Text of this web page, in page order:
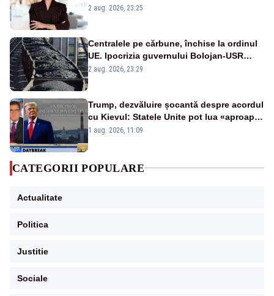
portiță?”
2 aug. 2026, 23:25
Centralele pe cărbune, închise la ordinul
UE. Ipocrizia guvernului Bolojan-USR
după starea de alertă
2 aug. 2026, 23:29
Trump, dezvăluire șocantă despre acordul
cu Kievul: Statele Unite pot lua «aproape
tot ce vor» din minele Ucrainei”
1 aug. 2026, 11:09
CATEGORII POPULARE
Actualitate
Politica
Justitie
Sociale